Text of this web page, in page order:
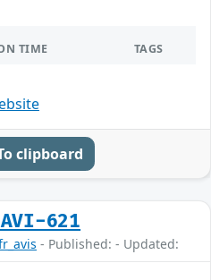
TIME TAGS
clipboard
AVI-621
- Published: - Updated: